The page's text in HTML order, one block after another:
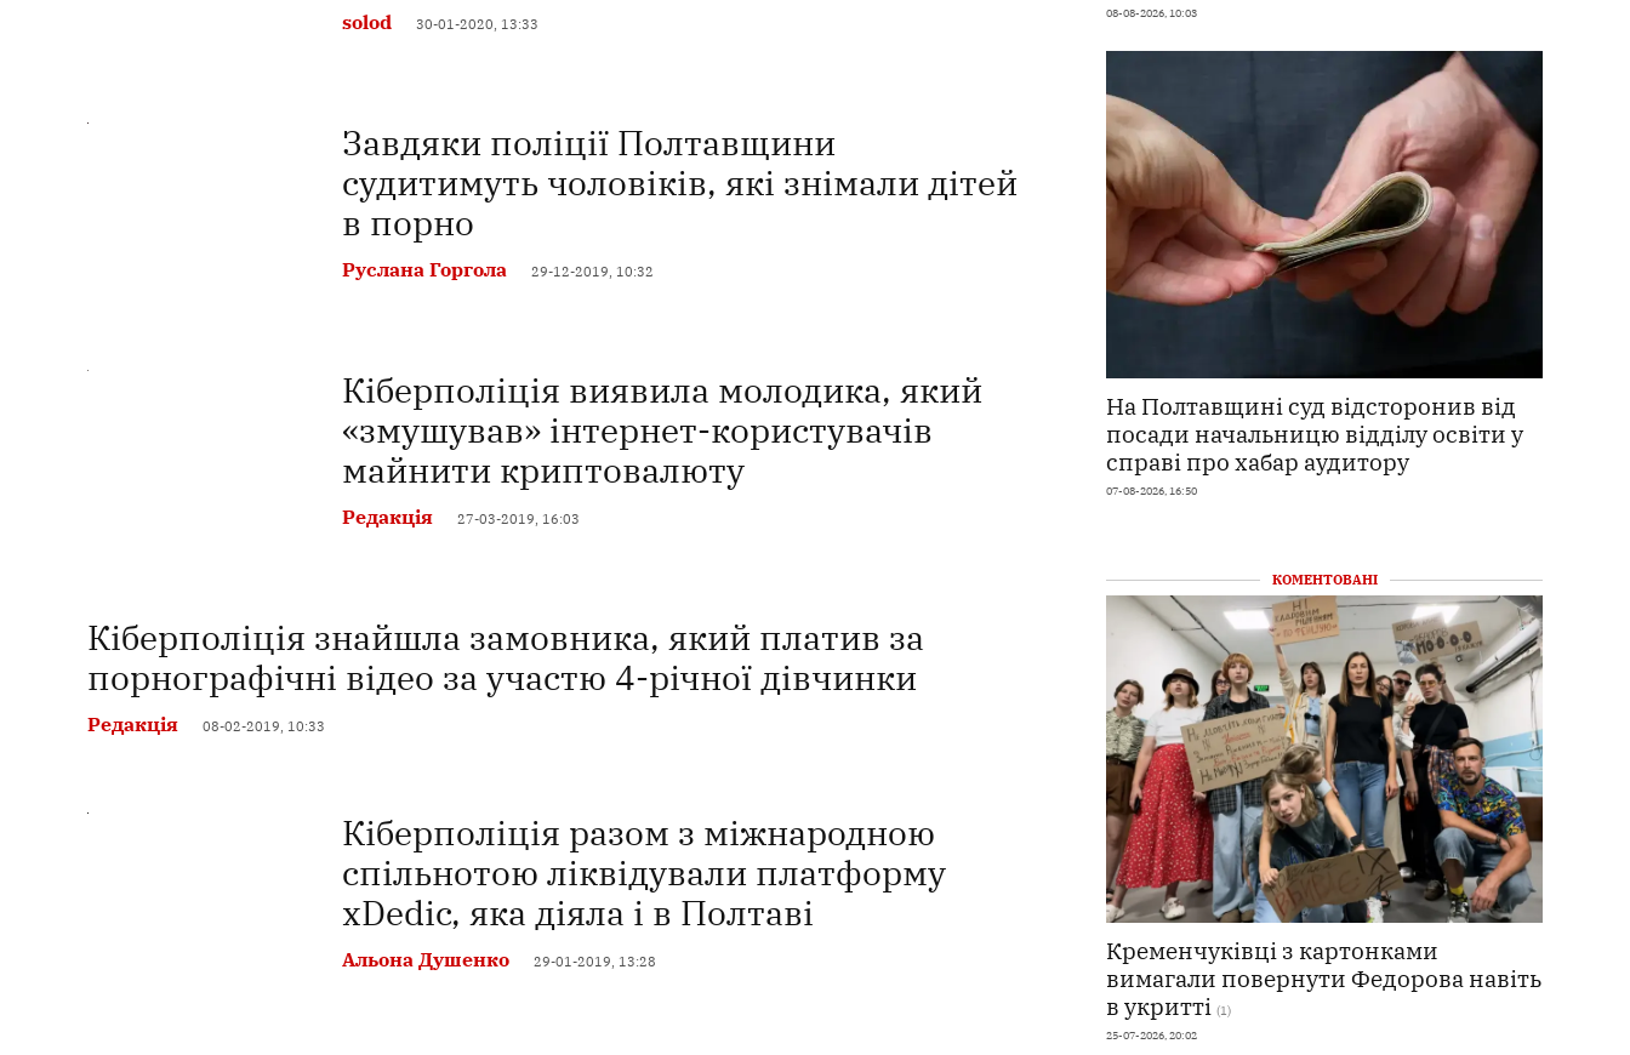
solod 30-01-2020, 13:33
Завдяки поліції Полтавщини
судитимуть чоловіків, які знімали дітей
в порно
Руслана Горгола 29-12-2019, 10:32
Кіберполіція виявила молодика, який
«змушував» інтернет-користувачів
майнити криптовалюту
Редакція 27-03-2019, 16:03
Кіберполіція знайшла замовника, який платив за
порнографічні відео за участю 4-річної дівчинки
Редакція 08-02-2019, 10:33
Кіберполіція разом з міжнародною
спільнотою ліквідували платформу
xDedic, яка діяла і в Полтаві
Альона Душенко 29-01-2019, 13:28
08-08-2026, 10:03
На Полтавщині суд відсторонив від
посади начальницю відділу освіти у
справі про хабар аудитору
07-08-2026, 16:50
КОМЕНТОВАНІ
Кременчуківці з картонками
вимагали повернути Федорова навіть
в укритті (1)
25-07-2026, 20:02